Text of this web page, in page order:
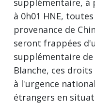
supplémentaire, à
à 0h01 HNE,
provenance de
seront frappées
supplémentaire de
Blanche, ces
à l'urgence
étrangers en